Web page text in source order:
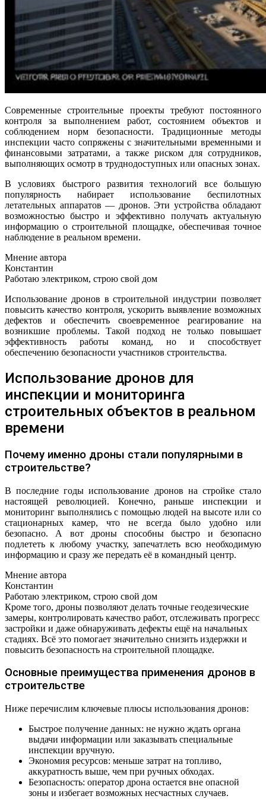
Современные строительные проекты требуют постоянного
контроля за выполнением работ, состоянием объектов и
соблюдением норм безопасности. Традиционные методы
инспекции часто сопряжены с значительными временными и
финансовыми затратами, а также риском для сотрудников,
выполняющих осмотр в труднодоступных или опасных зонах.
В условиях быстрого развития технологий все большую
популярность набирает использование беспилотных
летательных аппаратов — дронов. Эти устройства обладают
возможностью быстро и эффективно получать актуальную
информацию о строительной площадке, обеспечивая точное
наблюдение в реальном времени.
Мнение автора
Константин
Работаю электриком, строю свой дом
Использование дронов в строительной индустрии позволяет
повысить качество контроля, ускорить выявление возможных
дефектов и обеспечить своевременное реагирование на
возникшие проблемы. Такой подход не только повышает
эффективность работы команд, но и способствует
обеспечению безопасности участников строительства.
Использование дронов для
инспекции и мониторинга
строительных объектов в реальном
времени
Почему именно дроны стали популярными в
строительстве?
В последние годы использование дронов на стройке стало
настоящей революцией. Конечно, раньше инспекции и
мониторинг выполнялись с помощью людей на высоте или со
стационарных камер, что не всегда было удобно или
безопасно. А вот дроны способны быстро и безопасно
подлететь к любому участку, запечатлеть всю необходимую
информацию и сразу же передать её в командный центр.
Мнение автора
Константин
Работаю электриком, строю свой дом
Кроме того, дроны позволяют делать точные геодезические
замеры, контролировать качество работ, отслеживать прогресс
застройки и даже обнаруживать дефекты ещё на начальных
стадиях. Всё это помогает значительно снизить издержки и
повысить безопасность на строительной площадке.
Основные преимущества применения дронов в
строительстве
Ниже перечислим ключевые плюсы использования дронов:
Быстрое получение данных: не нужно ждать органа
выдачи информации или заказывать специальные
инспекции вручную.
Экономия ресурсов: меньше затрат на топливо,
аккуратность выше, чем при ручных обходах.
Безопасность: оператор дрона остается вне опасной
зоны и избегает возможных несчастных случаев.